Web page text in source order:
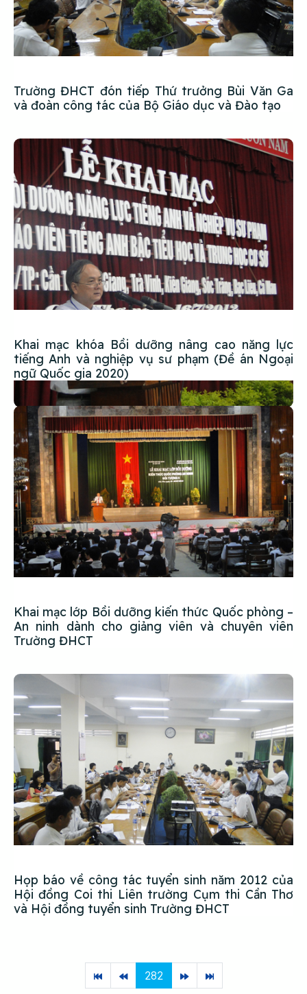
Trường ĐHCT đón tiếp Thứ trưởng Bùi Văn Ga
và đoàn công tác của Bộ Giáo dục và Đào tạo
Khai mạc khóa Bồi dưỡng nâng cao năng lực
tiếng Anh và nghiệp vụ sư phạm (Đề án Ngoại
ngữ Quốc gia 2020)
Khai mạc lớp Bồi dưỡng kiến thức Quốc phòng –
An ninh dành cho giảng viên và chuyên viên
Trường ĐHCT
Họp báo về công tác tuyển sinh năm 2012 của
Hội đồng Coi thi Liên trường Cụm thi Cần Thơ
và Hội đồng tuyển sinh Trường ĐHCT
282